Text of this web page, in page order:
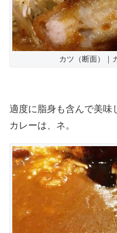
カツ（断面）｜
適度に脂身も含んで美味
カレーは、ネ。